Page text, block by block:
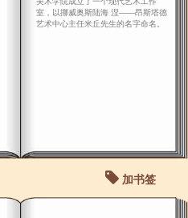
室，以挪威奥斯陆海 涅――昂斯塔德
艺术中心主任米丘先生的名字命名。
加书签